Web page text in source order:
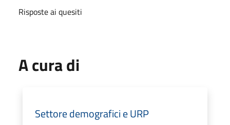
Risposte ai quesiti
A cura di
Settore demografici e URP